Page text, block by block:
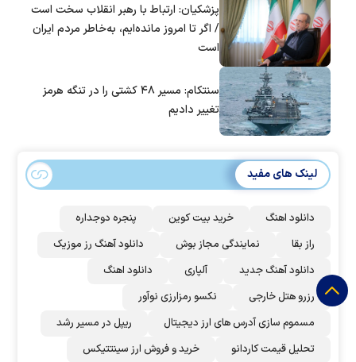
پزشکیان: ارتباط با رهبر انقلاب سخت است
/ اگر تا امروز مانده‌ایم، به‌خاطر مردم ایران
است
سنتکام: مسیر ۴۸ کشتی را در تنگه هرمز
تغییر دادیم
لینک های مفید
دانلود اهنگ خرید بیت کوین
پنجره دوجداره
راز بقا
نمایندگی مجاز بوش
دانلود آهنگ رز‌ موزیک
دانلود آهنگ جدید
آلپاری
دانلود اهنگ
رزرو هتل خارجی
نکسو رمزارزی نوآور
مسموم سازی آدرس های ارز دیجیتال
ریپل در مسیر رشد
تحلیل قیمت کاردانو
خرید و فروش ارز سینتتیکس